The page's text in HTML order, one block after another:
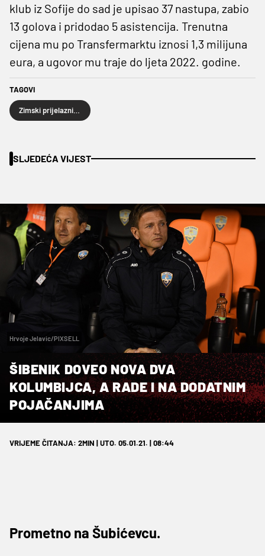
klub iz Sofije do sad je upisao 37 nastupa, zabio
13 golova i pridodao 5 asistencija. Trenutna
cijena mu po Transfermarktu iznosi 1,3 milijuna
eura, a ugovor mu traje do ljeta 2022. godine.
TAGOVI
SLJEDEĆA VIJEST
Hrvoje Jelavic/PIXSELL
ŠIBENIK DOVEO NOVA DVA
KOLUMBIJCA, A RADE I NA DODATNIM
POJAČANJIMA
VRIJEME ČITANJA: 2MIN | UTO. 05.01.21. | 08:44
Prometno na Šubićevcu.